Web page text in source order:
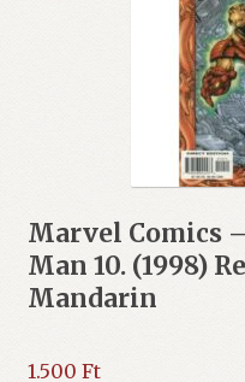
Marvel Comics
Man 10. (1998)
Mandarin
1.500 Ft